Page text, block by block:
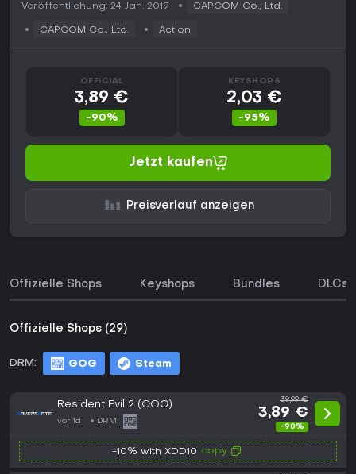
Veröffentlichung: 24 Jan. 2019 CAPCOM Co., Ltd.
CAPCOM Co., Ltd. Action
OFFICIAL
3,89 €
-90%
KEYSHOPS
2,03 €
-95%
Jetzt kaufen
Preisverlauf anzeigen
Offizielle Shops Keyshops Bundles DLCs
Offizielle Shops (29)
DRM: GOG Steam
Resident Evil 2 (GOG)
vor 1d DRM:
39,99 €
3,89 €
-90%
-10% with XDD10 copy